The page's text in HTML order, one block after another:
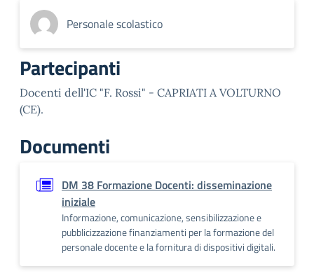
Personale scolastico
Partecipanti
Docenti dell'IC "F. Rossi" - CAPRIATI A VOLTURNO
(CE).
Documenti
DM 38 Formazione Docenti: disseminazione
iniziale
Informazione, comunicazione, sensibilizzazione e
pubblicizzazione finanziamenti per la formazione del
personale docente e la fornitura di dispositivi digitali.